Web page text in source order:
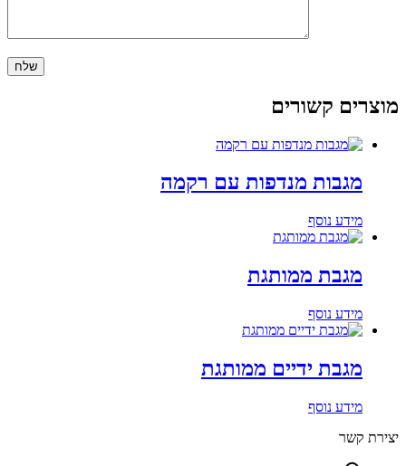
מוצרים קשורים
מגבות מנדפות עם רקמה
מידע נוסף
מגבת ממותגת
מידע נוסף
מגבת ידיים ממותגת
מידע נוסף
יצירת קשר